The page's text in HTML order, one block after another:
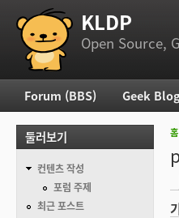
부 메뉴 KLDP
Open Source,
홈
주 메뉴
Forum (BBS) Geek
둘러보기
컨텐츠 작성
포럼 주제
최근 포스트